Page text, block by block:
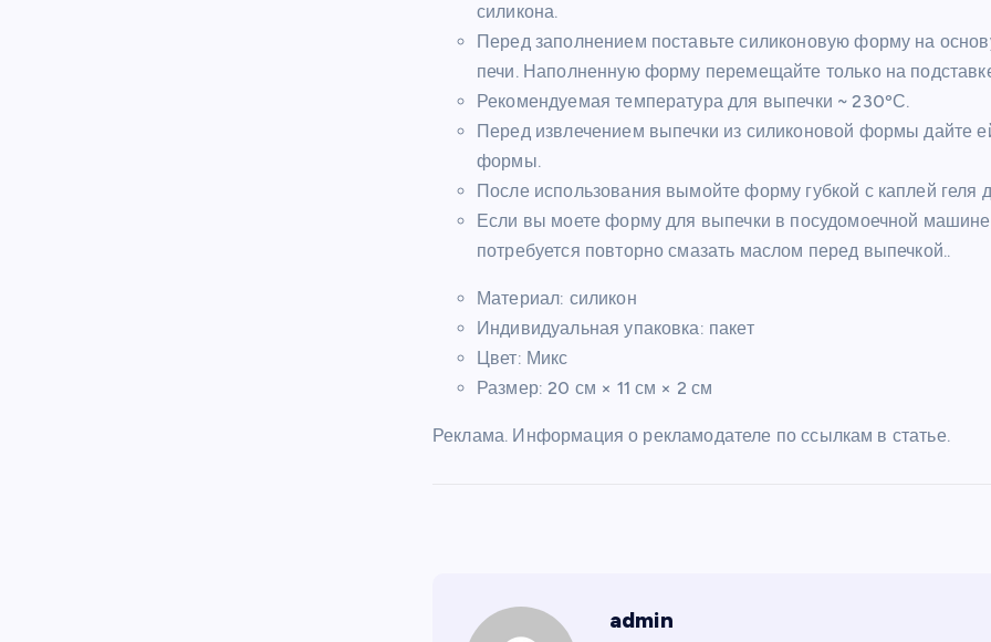
силикона.
Перед заполнением поставьте силиконовую форму на
печи. Наполненную форму перемещайте только на
Рекомендуемая температура для выпечки ~ 230ºС.
Перед извлечением выпечки из силиконовой формы дайте
формы.
После использования вымойте форму губкой с каплей геля
Если вы моете форму для выпечки в посудомоечной
потребуется повторно смазать маслом перед выпечкой..
Материал: силикон
Индивидуальная упаковка: пакет
Цвет: Микс
Размер: 20 см × 11 см × 2 см
Реклама. Информация о рекламодателе по ссылкам в статье.
admin